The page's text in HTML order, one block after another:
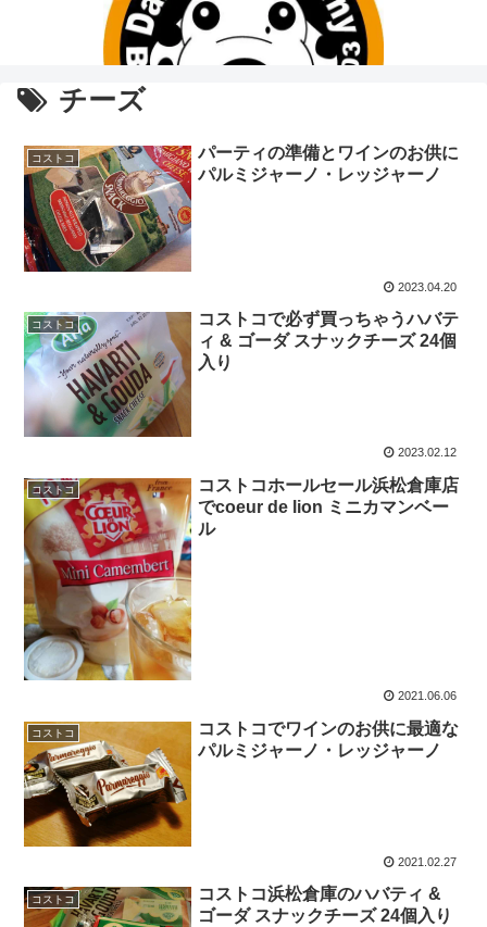
チーズ
コストコ
パーティの準備とワインのお供に
パルミジャーノ・レッジャーノ
2023.04.20
コストコ
コストコで必ず買っちゃうハバテ
ィ & ゴーダ スナックチーズ 24個
入り
2023.02.12
コストコ
コストコホールセール浜松倉庫店
でcoeur de lion ミニカマンベー
ル
2021.06.06
コストコ
コストコでワインのお供に最適な
パルミジャーノ・レッジャーノ
2021.02.27
コストコ
コストコ浜松倉庫のハバティ &
ゴーダ スナックチーズ 24個入り